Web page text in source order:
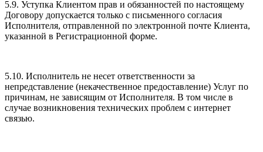
5.9. Уступка Клиентом прав и обязанностей по настоящему
Договору допускается только с письменного согласия
Исполнителя, отправленной по электронной почте Клиента,
указанной в Регистрационной форме.
5.10. Исполнитель не несет ответственности за
непредставление (некачественное предоставление) Услуг по
причинам, не зависящим от Исполнителя. В том числе в
случае возникновения технических проблем с интернет
связью.